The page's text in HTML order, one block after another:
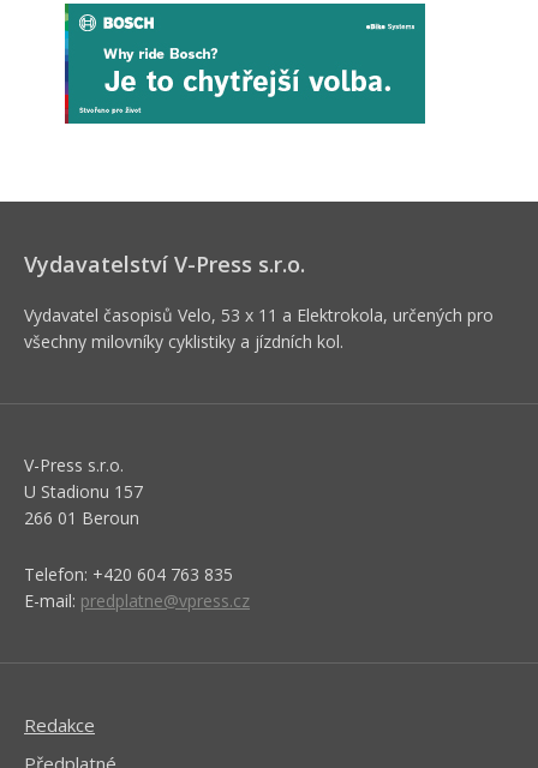
Vydavatelství V-Press s.r.o.
Vydavatel časopisů Velo, 53 x 11 a Elektrokola, určených pro
všechny milovníky cyklistiky a jízdních kol.
V-Press s.r.o.
U Stadionu 157
266 01 Beroun
Telefon: +420 604 763 835
E-mail: predplatne@vpress.cz
Redakce